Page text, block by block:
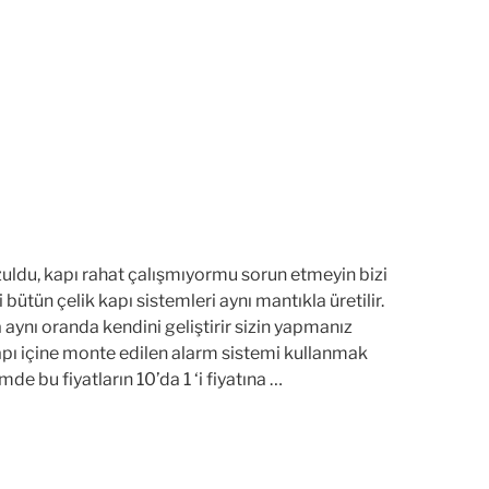
kapı rahat çalışmıyormu sorun etmeyin bizi
çelik kapı sistemleri aynı mantıkla üretilir.
aynı oranda kendini geliştirir sizin yapmanız
içine monte edilen alarm sistemi kullanmak
bu fiyatların 10’da 1 ‘i fiyatına …